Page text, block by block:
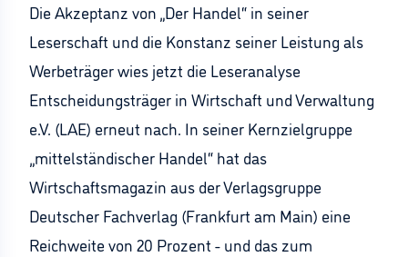
Die Akzeptanz von „Der Handel“ in seiner
Leserschaft und die Konstanz seiner Leistung als
Werbeträger wies jetzt die Leseranalyse
Entscheidungsträger in Wirtschaft und Verwaltung
e.V. (LAE) erneut nach. In seiner Kernzielgruppe
„mittelständischer Handel“ hat das
Wirtschaftsmagazin aus der Verlagsgruppe
Deutscher Fachverlag (Frankfurt am Main) eine
Reichweite von 20 Prozent - und das zum